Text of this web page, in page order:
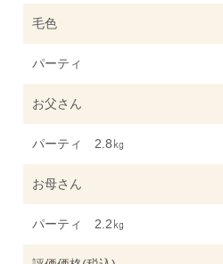
毛色
パーティ
お父さん
パーティ 2.8㎏
お母さん
パーティ 2.2㎏